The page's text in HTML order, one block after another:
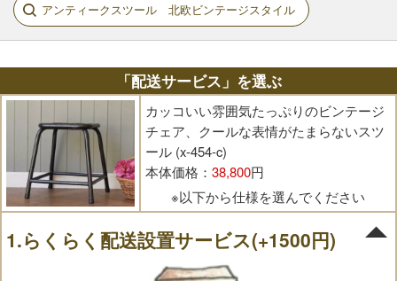
アンティークスツール 北欧ビンテージスタイル
「配送サービス」を選ぶ
カッコいい雰囲気たっぷりのビンテージ
チェア、クールな表情がたまらないスツ
ール (x-454-c)
本体価格： 38,800円
※以下から仕様を選んでください
1.らくらく配送設置サービス(+1500円)